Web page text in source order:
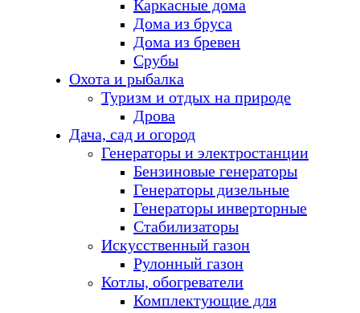
Каркасные дома
Дома из бруса
Дома из бревен
Срубы
Охота и рыбалка
Туризм и отдых на природе
Дрова
Дача, сад и огород
Генераторы и электростанции
Бензиновые генераторы
Генераторы дизельные
Генераторы инверторные
Стабилизаторы
Искусственный газон
Рулонный газон
Котлы, обогреватели
Комплектующие для